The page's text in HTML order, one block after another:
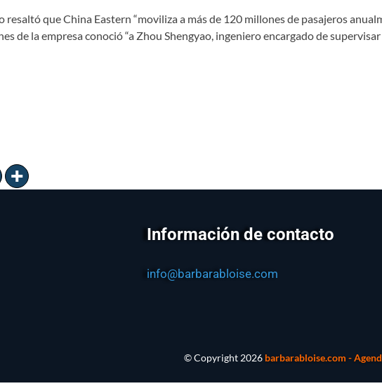
resaltó que China Eastern “moviliza a más de 120 millones de pasajeros
de la empresa conoció “a Zhou Shengyao, ingeniero encargado de
Información de contacto
info@barbarabloise.com
© Copyright 2026 barbarabloise.com -